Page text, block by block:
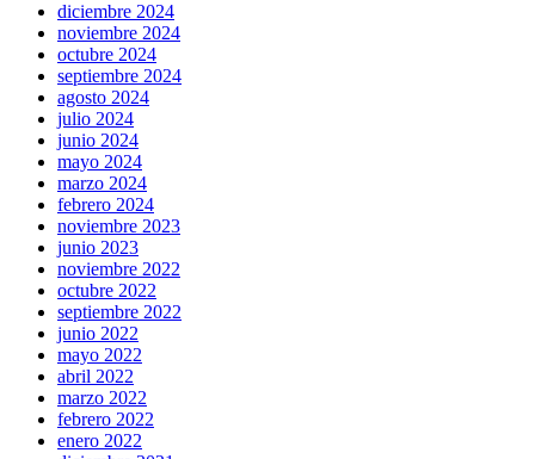
diciembre 2024
noviembre 2024
octubre 2024
septiembre 2024
agosto 2024
julio 2024
junio 2024
mayo 2024
marzo 2024
febrero 2024
noviembre 2023
junio 2023
noviembre 2022
octubre 2022
septiembre 2022
junio 2022
mayo 2022
abril 2022
marzo 2022
febrero 2022
enero 2022